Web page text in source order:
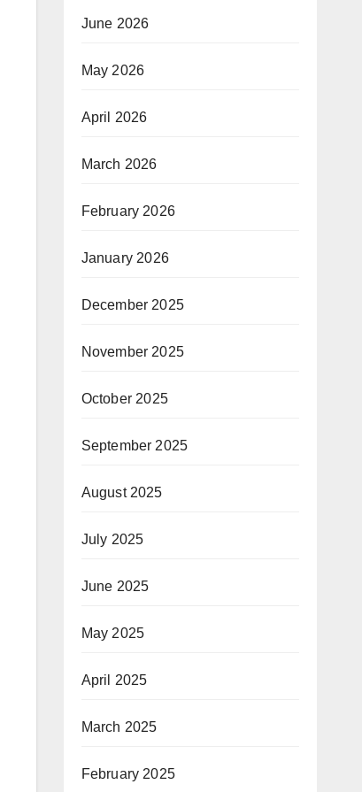
June 2026
May 2026
April 2026
March 2026
February 2026
January 2026
December 2025
November 2025
October 2025
September 2025
August 2025
July 2025
June 2025
May 2025
April 2025
March 2025
February 2025